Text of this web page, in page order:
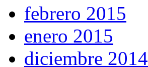
febrero 2015
enero 2015
diciembre 2014